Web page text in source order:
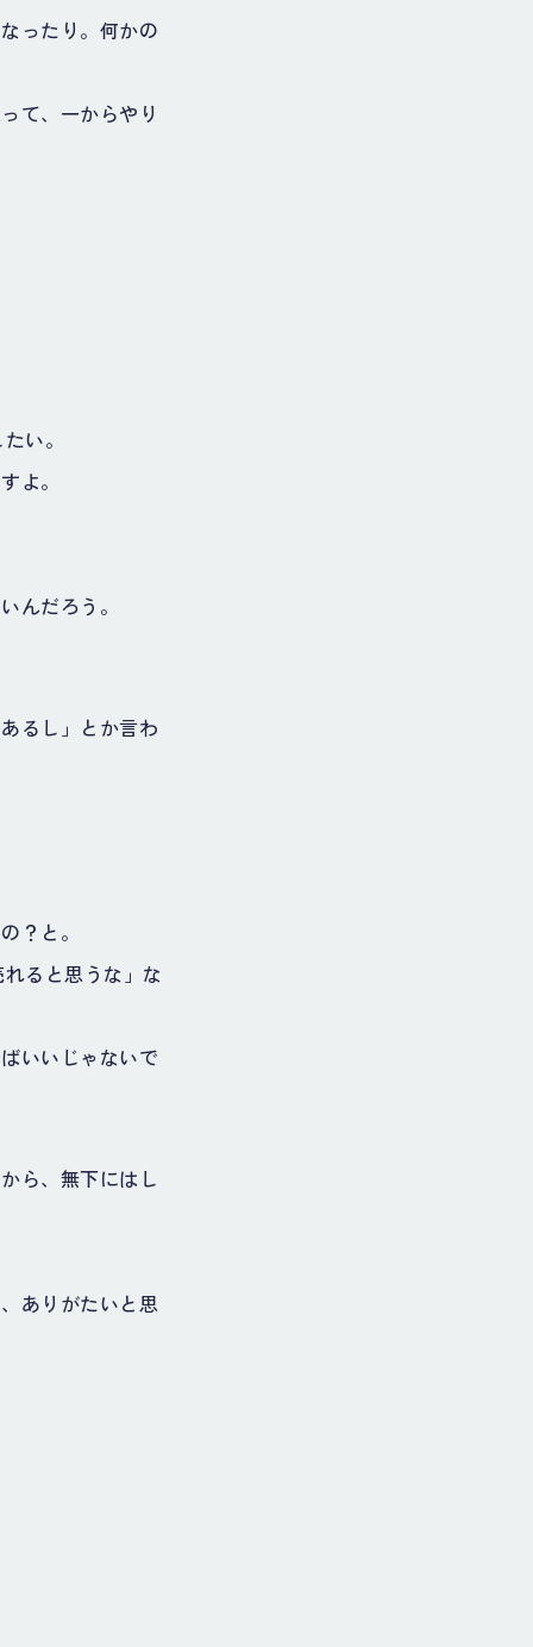
ったり。何かの
て、一からやり
い。
よ。
んだろう。
るし」とか言わ
？と。
ると思うな」な
いいじゃないで
ら、無下にはし
ありがたいと思